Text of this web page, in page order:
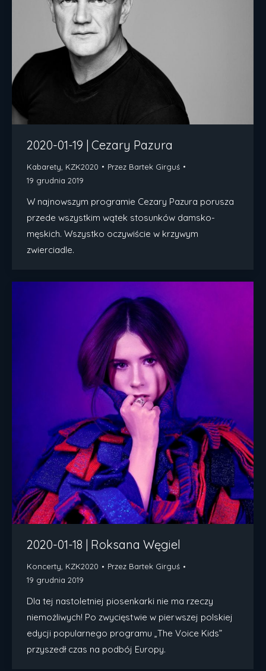
2020-01-19 | Cezary Pazura
Kabarety KZK2020 Przez Bartek Girguś
19 grudnia 2019
W najnowszym programie Cezary Pazura porusza
przede wszystkim wątek stosunków damsko-
męskich. Wszystko oczywiście w krzywym
zwierciadle.
2020-01-18 | Roksana Węgiel
Koncerty KZK2020 Przez Bartek Girguś
19 grudnia 2019
Dla tej nastoletniej piosenkarki nie ma rzeczy
niemożliwych! Po zwycięstwie w pierwszej polskiej
edycji popularnego programu „The Voice Kids”
przyszedł czas na podbój Europy.